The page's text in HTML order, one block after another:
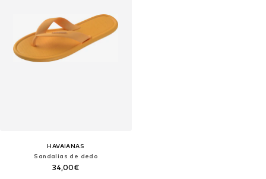
HAVAIANAS
Sandalias de dedo
34,00€